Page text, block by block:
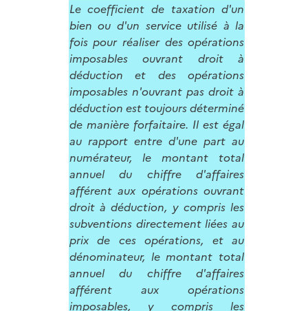
Le coefficient de taxation d'un
bien ou d'un service utilisé à la
fois pour réaliser des opérations
imposables ouvrant droit à
déduction et des opérations
imposables n'ouvrant pas droit à
déduction est toujours déterminé
de manière forfaitaire. Il est égal
au rapport entre d'une part au
numérateur, le montant total
annuel du chiffre d'affaires
afférent aux opérations ouvrant
droit à déduction, y compris les
subventions directement liées au
prix de ces opérations, et au
dénominateur, le montant total
annuel du chiffre d'affaires
afférent aux opérations
imposables, y compris les